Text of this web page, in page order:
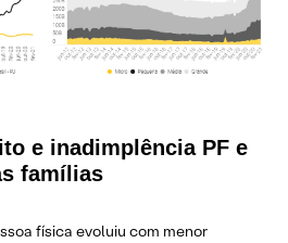
e inadimplência PF e
famílias
física evoluiu com menor